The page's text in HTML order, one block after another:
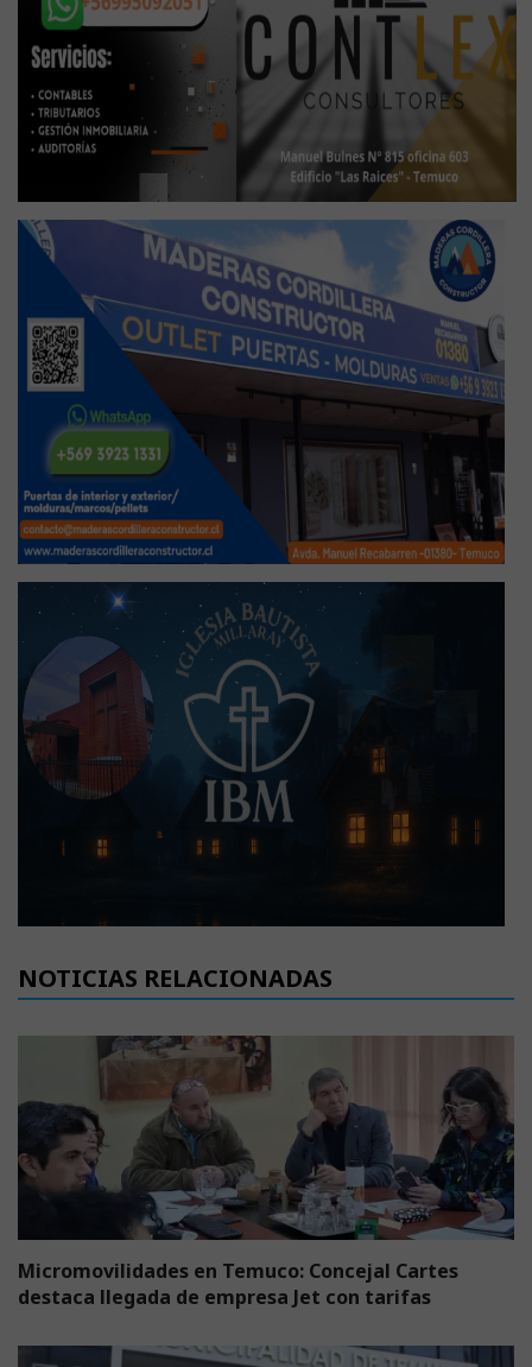
NOTICIAS RELACIONADAS
Micromovilidades en Temuco: Concejal Cartes
destaca llegada de empresa Jet con tarifas